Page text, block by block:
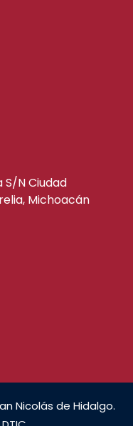
S/N Ciudad
Michoacán
Nicolás de Hidalgo.